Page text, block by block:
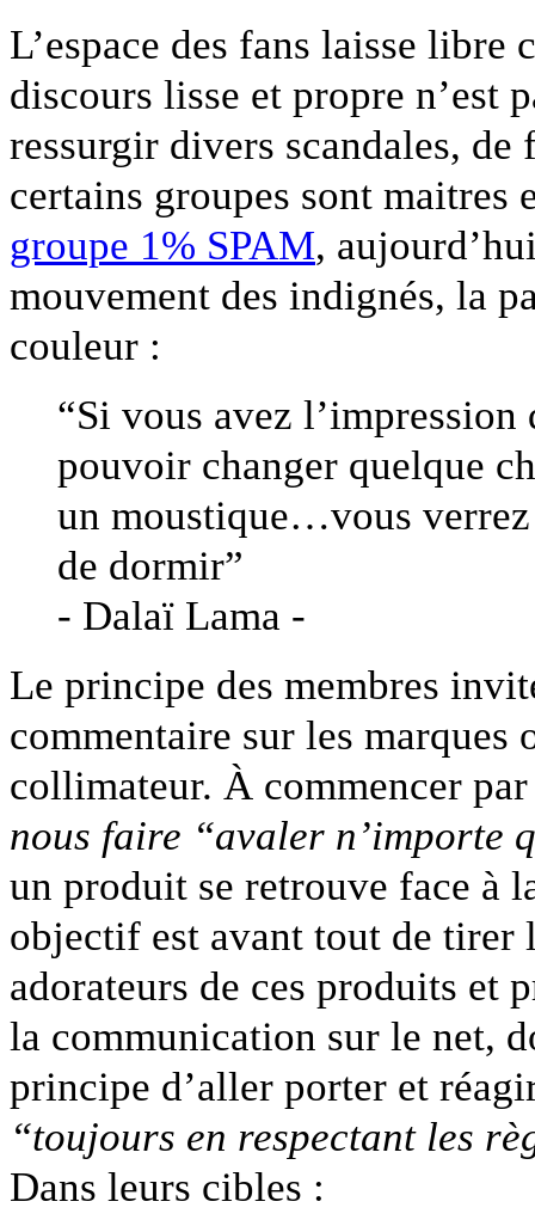
L’espace des fans laisse
discours lisse et propre n’est
ressurgir divers scandales, de
certains groupes sont
groupe 1% SPAM,
mouvement des indignés, la
couleur :
“Si vous avez
pouvoir changer quelque
un moustique…vous verrez
de dormir”
- Dalaï Lama -
Le principe des membres
commentaire sur les marques
collimateur. À commencer
nous faire “avaler n’importe
un produit se retrouve face à
objectif est avant tout de tirer
adorateurs de ces produits et
la communication sur le net,
principe d’aller porter et
“toujours en respectant les
Dans leurs cibles :